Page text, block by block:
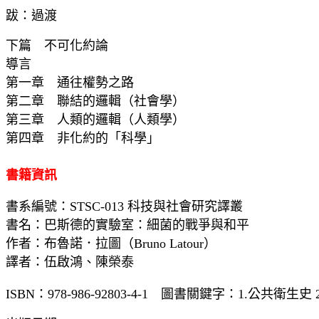
跋：過渡
下篇 不可化約論
導言
第一章 通往權勢之路
第二章 聯結的邏輯（社會學）
第三章 人類的邏輯（人類學）
第四章 非化約的「科學」
書籍資訊
書系編號：STSC-013 科技與社會研究譯叢
書名：巴斯德的實驗室：細菌的戰爭與和平
作者：布魯諾．拉圖（Bruno Latour）
譯者：伍啟鴻、 陳榮泰
ISBN：978-986-92803-4-1 圖書關鍵字：1.公共衛生史